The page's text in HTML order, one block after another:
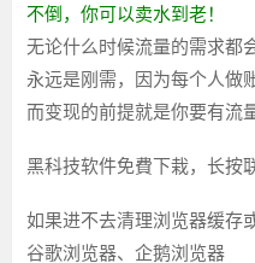
不倒，你可以卖水到老！
无论什么时候流量的需求都
永远是刚需，因为每个人做
而变现的前提就是你要有流量
黑科技软件免費下栽，长按
如果进不去清理浏览器缓存
谷歌浏览器、企鹅浏览器